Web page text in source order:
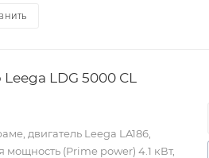
LDG 5000 СL
двигатель Leega LA186,
(Prime power) 4.1 кВт,